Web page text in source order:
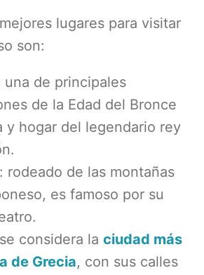
lugares para visitar
son:
una de principales
de la Edad del Bronce
y hogar del legendario rey
: rodeado de las montañas
es famoso por su
considera la ciudad más
de Grecia, con sus calles